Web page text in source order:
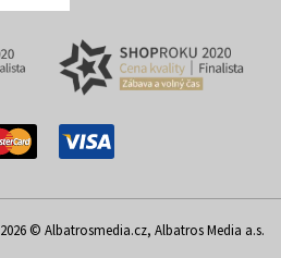
2026 © Albatrosmedia.cz, Albatros Media a.s.